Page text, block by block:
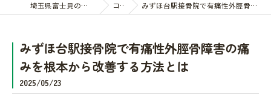
埼玉県富士見の接骨院ならさとう接骨院 コラム みずほ台駅接骨院で有痛性外脛骨障害の痛みを根本から改善する方法とは
みずほ台駅接骨院で有痛性外脛骨障害の痛
みを根本から改善する方法とは
2025/05/23